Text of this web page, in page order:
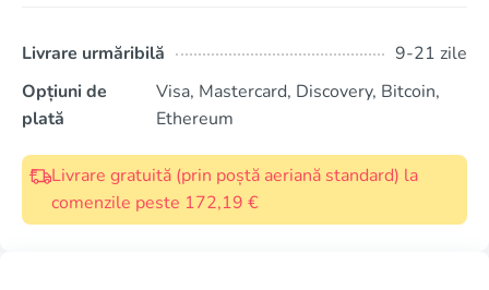
Livrare urmăribilă
9-21 zile
Opțiuni de
plată
Visa, Mastercard, Discovery, Bitcoin,
Ethereum
Livrare gratuită (prin poștă aeriană standard) la
comenzile peste 172,19 €